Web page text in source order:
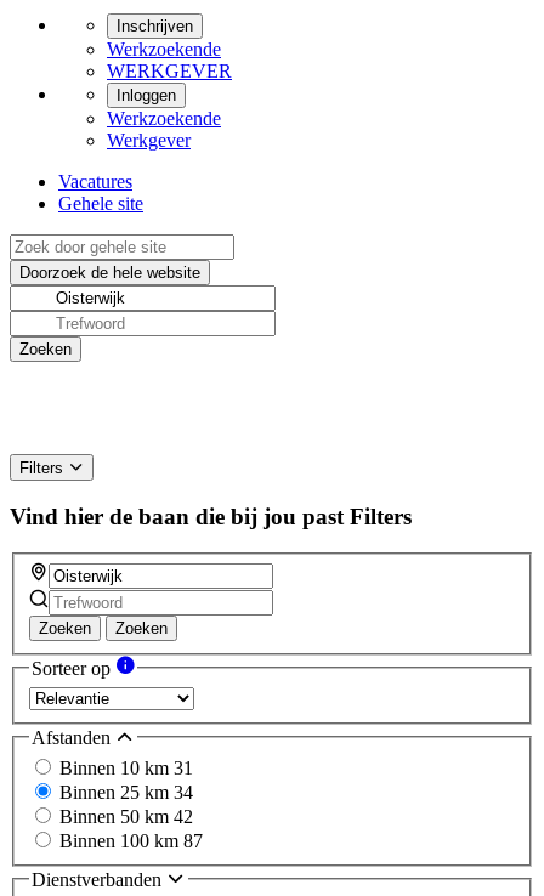
Inschrijven
Werkzoekende
WERKGEVER
Inloggen
Werkzoekende
Werkgever
Vacatures
Gehele site
Filters
Vind hier de baan die bij jou past Filters
Zoeken Zoeken
Sorteer op
Afstanden
Binnen 10 km 31
Binnen 25 km 34
Binnen 50 km 42
Binnen 100 km 87
Dienstverbanden